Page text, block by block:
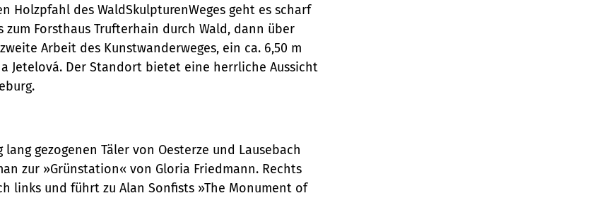
Holzpfahl des WaldSkulpturenWeges geht es scharf
Forsthaus Trufterhain durch Wald, dann über
Arbeit des Kunstwanderweges, ein ca. 6,50 m
Jetelová. Der Standort bietet eine herrliche Aussicht
gezogenen Täler von Oesterze und Lausebach
zur »Grünstation« von Gloria Friedmann. Rechts
links und führt zu Alan Sonfists »The Monument of